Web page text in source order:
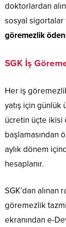
doktorlardan
sosyal sigortalar
göremezlik
SGK İş
Her iş
yatış için günlük
ücretin üçte ikisi
başlamasından
aylık dönem
hesaplanır.
SGK’dan
göremezlik
ekranından e-